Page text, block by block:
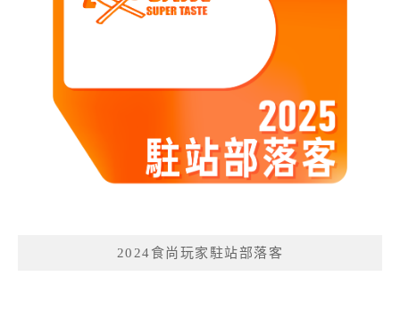
2024食尚玩家駐站部落客